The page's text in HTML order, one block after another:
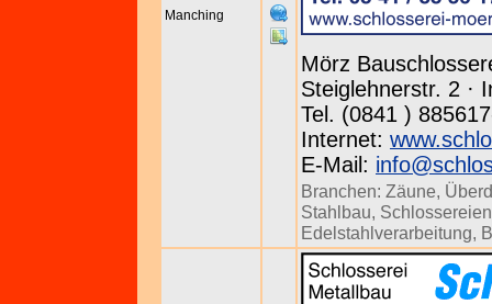
Manching
Mörz
Steiglehnerstr. 2 ·
Tel. (0841 )
Internet:
E-Mail:
Branchen: Zäune,
Stahlbau, Schlossereien
Edelstahlverarbeitung,